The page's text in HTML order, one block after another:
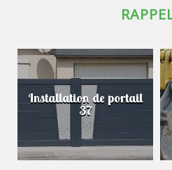
Installation de portail
37